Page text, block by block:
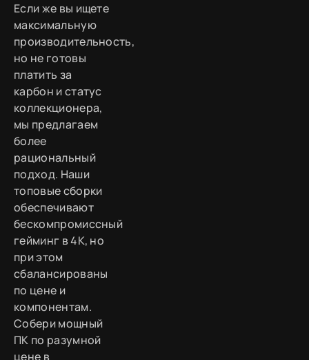
Если же вы ищете
максимальную
производительность,
но не готовы
платить за
карбон и статус
коллекционера,
мы предлагаем
более
рациональный
подход. Наши
топовые сборки
обеспечивают
бескомпромиссный
гейминг в 4K, но
при этом
сбалансированы
по цене и
компонентам.
Собери мощный
ПК по разумной
цене в